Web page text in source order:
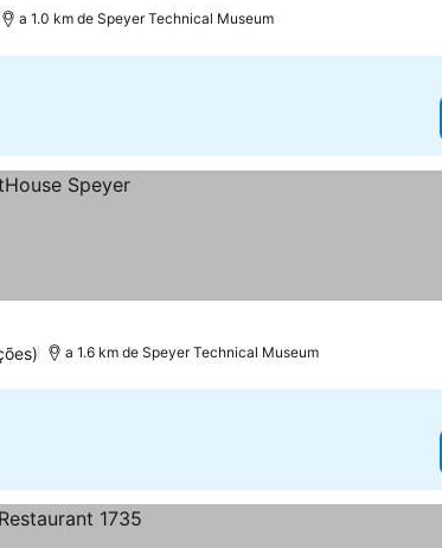
a 1.0 km de Speyer Technical Museum
a 1.6 km de Speyer Technical Museum